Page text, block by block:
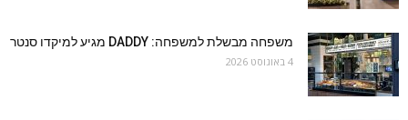
משפחה מבשלת למשפחה: DADDY מגיע למיקדו סנטר
4 באוגוסט 2026